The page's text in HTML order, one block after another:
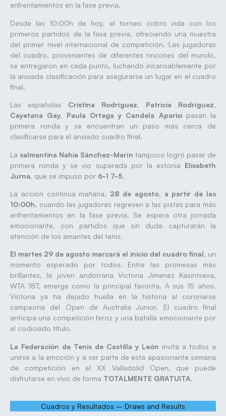
enfrentamientos en la fase previa.
Desde las 10:00h de hoy, el torneo cobró vida con los
primeros partidos de la fase previa, ofreciendo una muestra
del primer nivel internacional de competición. Las jugadoras
del cuadro, provenientes de diferentes rincones del mundo,
se entregaron en cada punto, luchando incansablemente por
la ansiada clasificación para asegurarse un lugar en el cuadro
final.
Las españolas Cristina Rodríguez, Patricia Rodríguez,
Cayetana Gay, Paula Ortega y Candela Aparisipasan la
primera ronda y se encuentran un paso más cerca de
clasificarse para el ansiado cuadro final.
La salmantina Nahia Sánchez-Marín tampoco logró pasar de
primera ronda y se vio superada por la estonia Elisabeth
Jurna, que se impuso por 6-1 7-5.
La acción continúa mañana, 28 de agosto, a partir de las
10:00h, cuando las jugadoras regresen a las pistas para más
enfrentamientos en la fase previa. Se espera otra jornada
emocionante, con partidos que sin duda capturarán la
atención de los amantes del tenis.
El martes 29 de agosto marcará el inicio del cuadro final, un
momento esperado por todos. Entre las promesas más
brillantes, la joven andorrana Victoria Jimenez Kasintseva,
WTA 187, emerge como la principal favorita. A sus 15 años,
Victoria ya ha dejado huella en la historia al coronarse
campeona del Open de Australia Júnior. El cuadro final
anticipa una competición feroz y una batalla emocionante por
el codiciado título.
La Federación de Tenis de Castilla y León invita a todos a
unirse a la emoción y a ser parte de esta apasionante semana
de competición en el XX Valladolid Open, que puede
disfrutarse en vivo de forma TOTALMENTE GRATUITA.
Cuadros y Resultados – Draws and Results